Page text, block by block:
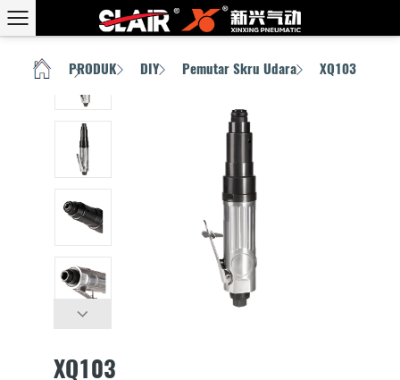
RUMAHPRODUK DIY Pemutar Skru Udara XQ103
XQ103